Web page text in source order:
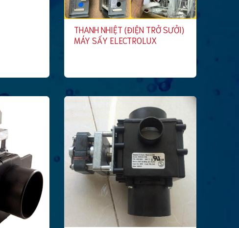
THANH NHIỆT (ĐIỆN TRỞ SƯỞI)
MÁY SẤY ELECTROLUX